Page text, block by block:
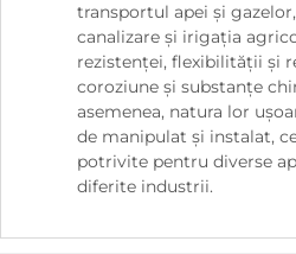
transportul apei și
canalizare și irigația
rezistenței, flexibilității și
coroziune și substanțe
asemenea, natura lor
de manipulat și instalat,
potrivite pentru diverse
diferite industrii.